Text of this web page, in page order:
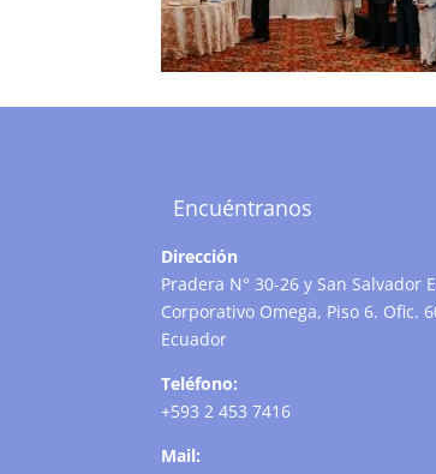
Encuéntranos
Dirección
Pradera N° 30-26 y San Salvador
Corporativo Omega, Piso 6. Ofic.
Ecuador
Teléfono:
+593 2 453 7416
Mail: